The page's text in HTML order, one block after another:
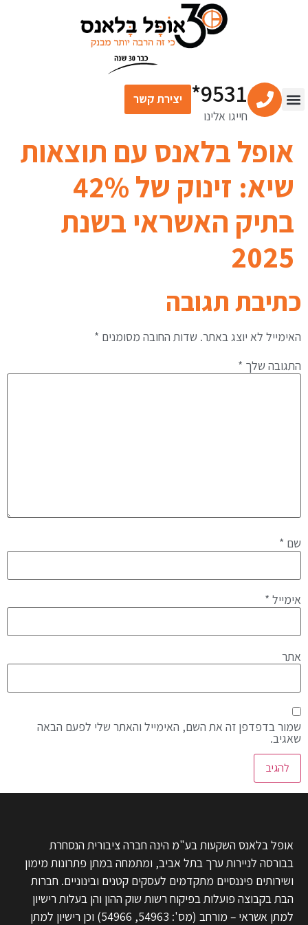
9531*
חייגו אלינו
יצירת קשר
אופל בלאנס עם תוצאות
שיא: זינוק של 42%
בתיק האשראי בשנת
2025
כתיבת תגובה
האימייל לא יוצג באתר. שדות החובה מסומנים *
התגובה שלך *
שם *
אימייל *
אתר
שמור בדפדפן זה את השם, האימייל והאתר שלי לפעם הבאה
שאגיב.
אופל בלאנס השקעות בע"מ הינה חברה ציבורית הנסחרת
בבורסה לניירות ערך בתל אביב, ומתמחה במתן פתרונות מימון
ושירותים פיננסיים מתקדמים לעסקים קטנים ובינוניים. חברות
הבת בקבוצה פועלות בפיקוח רשות שוק ההון והן בעלות רישיון
למתן אשראי – מורחב (מס': 54963, 54966) וכן רישיון למתן